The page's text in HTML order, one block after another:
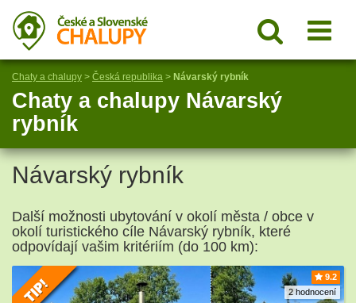
Chaty a chalupy > Česká republika > Návarský rybník
Chaty a chalupy Návarský
rybník
Návarský rybník
Další možnosti ubytování v okolí města / obce v
okolí turistického cíle Návarský rybník, které
odpovídají vašim kritériím (do 100 km):
9.2
2 hodnocení